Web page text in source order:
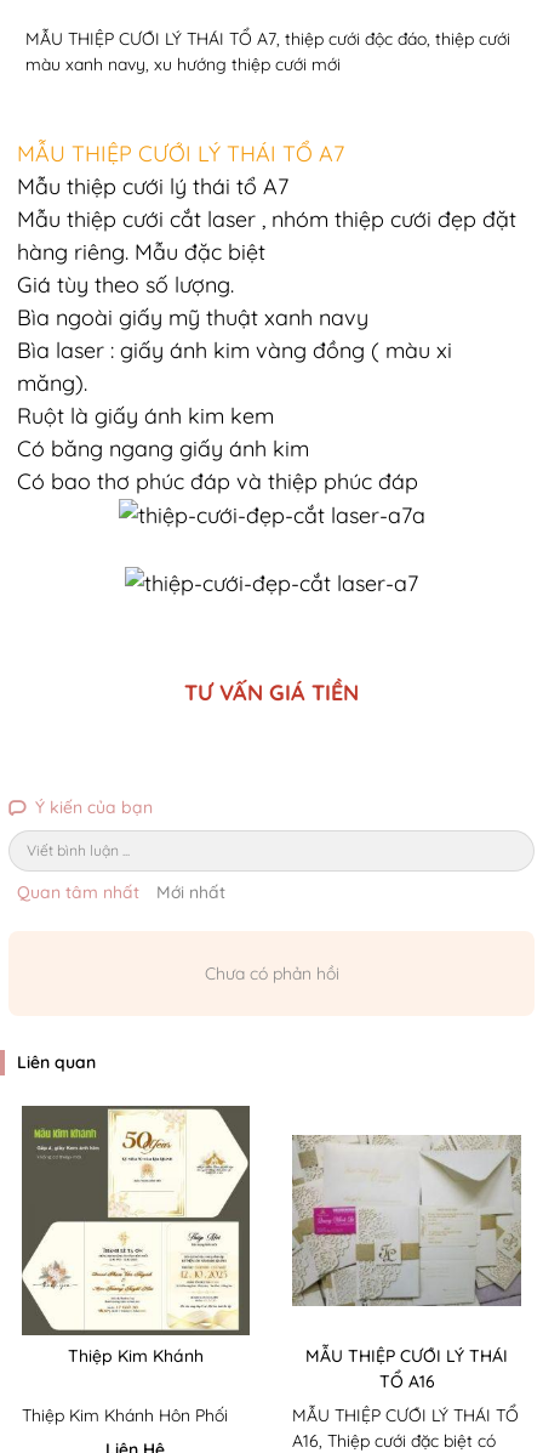
MẪU THIỆP CƯỚI LÝ THÁI TỔ A7, thiệp cưới độc đáo, thiệp cưới
màu xanh navy, xu hướng thiệp cưới mới
MẪU THIỆP CƯỚI LÝ THÁI TỔ A7
Mẫu thiệp cưới lý thái tổ A7
Mẫu thiệp cưới cắt laser , nhóm thiệp cưới đẹp đặt
hàng riêng. Mẫu đặc biệt
Giá tùy theo số lượng.
Bìa ngoài giấy mỹ thuật xanh navy
Bìa laser : giấy ánh kim vàng đồng ( màu xi
măng).
Ruột là giấy ánh kim kem
Có băng ngang giấy ánh kim
Có bao thơ phúc đáp và thiệp phúc đáp
TƯ VẤN GIÁ TIỀN
Ý kiến của bạn
Viết bình luận ...
Quan tâm nhất Mới nhất
Chưa có phản hồi
Liên quan
Thiệp Kim Khánh
Thiệp Kim Khánh Hôn Phối
MẪU THIỆP CƯỚI LÝ THÁI
TỔ A16
MẪU THIỆP CƯỚI LÝ THÁI TỔ
A16, Thiệp cưới đặc biệt có